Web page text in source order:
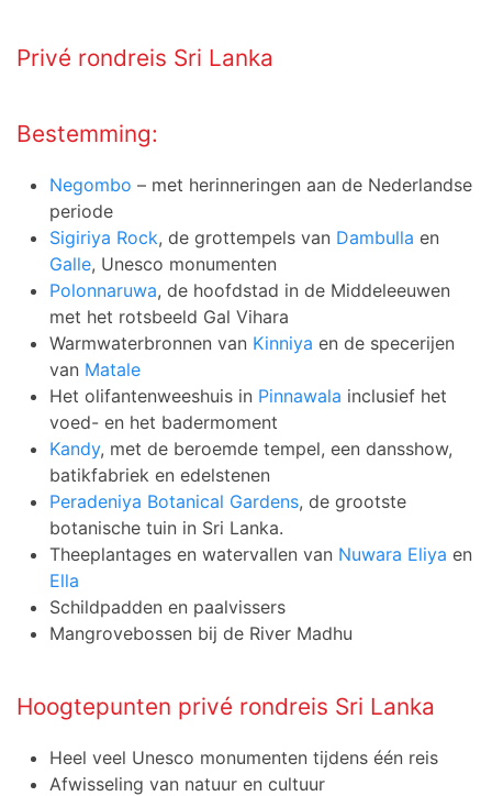
Privé rondreis Sri Lanka
Bestemming:
Negombo – met herinneringen aan de Nederlandse
periode
Sigiriya Rock, de grottempels van Dambulla en
Galle, Unesco monumenten
Polonnaruwa, de hoofdstad in de Middeleeuwen
met het rotsbeeld Gal Vihara
Warmwaterbronnen van Kinniya en de specerijen
van Matale
Het olifantenweeshuis in Pinnawala inclusief het
voed- en het badermoment
Kandy, met de beroemde tempel, een dansshow,
batikfabriek en edelstenen
Peradeniya Botanical Gardens, de grootste
botanische tuin in Sri Lanka.
Theeplantages en watervallen van Nuwara Eliya en
Ella
Schildpadden en paalvissers
Mangrovebossen bij de River Madhu
Hoogtepunten privé rondreis Sri Lanka
Heel veel Unesco monumenten tijdens één reis
Afwisseling van natuur en cultuur